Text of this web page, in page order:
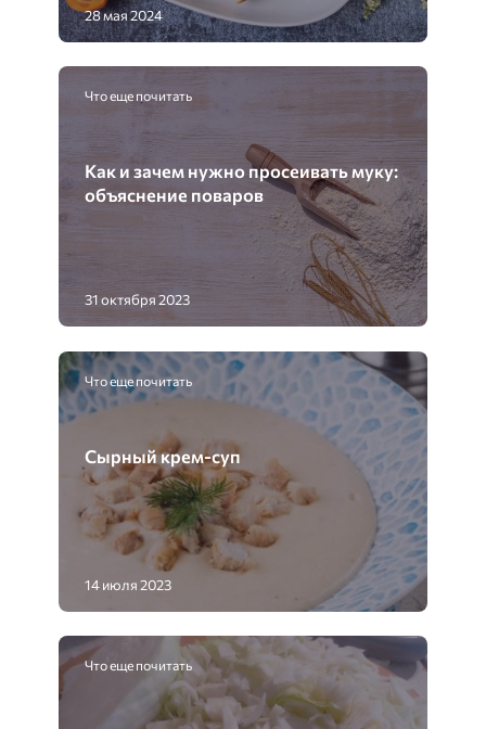
28 мая 2024
Что еще почитать
Как и зачем нужно просеивать муку:
объяснение поваров
31 октября 2023
Что еще почитать
Сырный крем-суп
14 июля 2023
Что еще почитать